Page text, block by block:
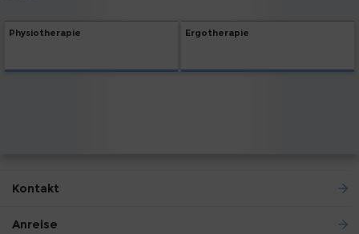
Physiotherapie Ergotherapie
Kontakt
Anreise